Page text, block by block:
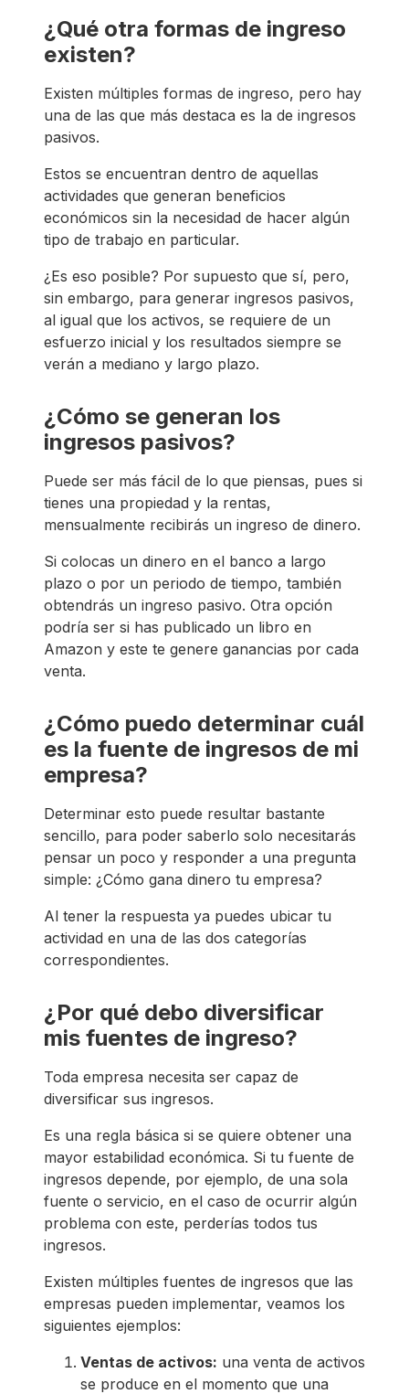
¿Qué otra formas de ingreso
existen?
Existen múltiples formas de ingreso, pero hay
una de las que más destaca es la de ingresos
pasivos.
Estos se encuentran dentro de aquellas
actividades que generan beneficios
económicos sin la necesidad de hacer algún
tipo de trabajo en particular.
¿Es eso posible? Por supuesto que sí, pero,
sin embargo, para generar ingresos pasivos,
al igual que los activos, se requiere de un
esfuerzo inicial y los resultados siempre se
verán a mediano y largo plazo.
¿Cómo se generan los
ingresos pasivos?
Puede ser más fácil de lo que piensas, pues si
tienes una propiedad y la rentas,
mensualmente recibirás un ingreso de dinero.
Si colocas un dinero en el banco a largo
plazo o por un periodo de tiempo, también
obtendrás un ingreso pasivo. Otra opción
podría ser si has publicado un libro en
Amazon y este te genere ganancias por cada
venta.
¿Cómo puedo determinar cuál
es la fuente de ingresos de mi
empresa?
Determinar esto puede resultar bastante
sencillo, para poder saberlo solo necesitarás
pensar un poco y responder a una pregunta
simple: ¿Cómo gana dinero tu empresa?
Al tener la respuesta ya puedes ubicar tu
actividad en una de las dos categorías
correspondientes.
¿Por qué debo diversificar
mis fuentes de ingreso?
Toda empresa necesita ser capaz de
diversificar sus ingresos.
Es una regla básica si se quiere obtener una
mayor estabilidad económica. Si tu fuente de
ingresos depende, por ejemplo, de una sola
fuente o servicio, en el caso de ocurrir algún
problema con este, perderías todos tus
ingresos.
Existen múltiples fuentes de ingresos que las
empresas pueden implementar, veamos los
siguientes ejemplos:
Ventas de activos: una venta de activos
se produce en el momento que una